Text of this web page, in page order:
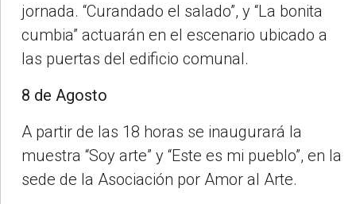
jornada. “Curandado el salado”, y “La bonita
cumbia” actuarán en el escenario ubicado a
las puertas del edificio comunal.
8 de Agosto
A partir de las 18 horas se inaugurará la
muestra “Soy arte” y “Este es mi pueblo”, en la
sede de la Asociación por Amor al Arte.